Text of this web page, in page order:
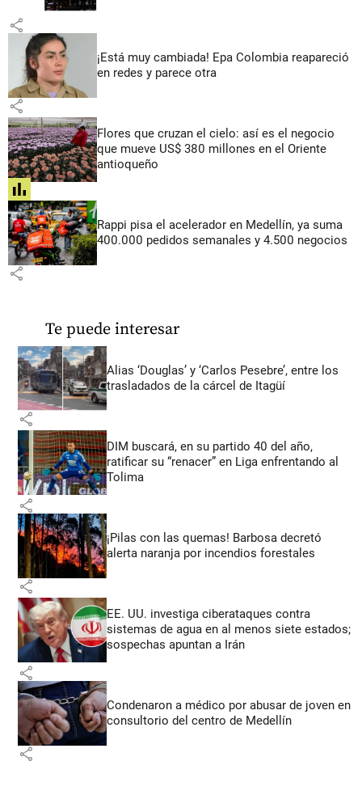
share
¡Está muy cambiada! Epa Colombia reapareció
en redes y parece otra
share
Flores que cruzan el cielo: así es el negocio
que mueve US$ 380 millones en el Oriente
antioqueño
share
Rappi pisa el acelerador en Medellín, ya suma
400.000 pedidos semanales y 4.500 negocios
share
Te puede interesar
Alias ‘Douglas’ y ‘Carlos Pesebre’, entre los
trasladados de la cárcel de Itagüí
share
DIM buscará, en su partido 40 del año,
ratificar su “renacer” en Liga enfrentando al
Tolima
share
¡Pilas con las quemas! Barbosa decretó
alerta naranja por incendios forestales
share
EE. UU. investiga ciberataques contra
sistemas de agua en al menos siete estados;
sospechas apuntan a Irán
share
Condenaron a médico por abusar de joven en
consultorio del centro de Medellín
share